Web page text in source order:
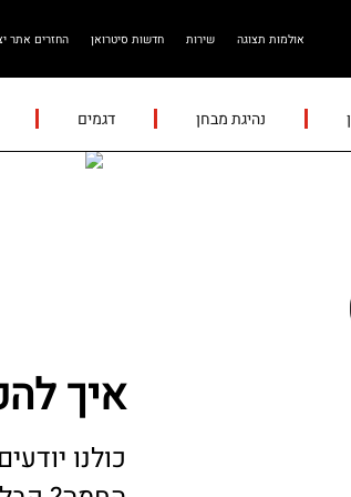
אולמות תצוגה שירות חדשות סיטרואן החזרים אתר
נהיגת מבחן דגמים
איך
כולנו